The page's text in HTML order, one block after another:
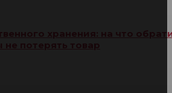
хранения: на что